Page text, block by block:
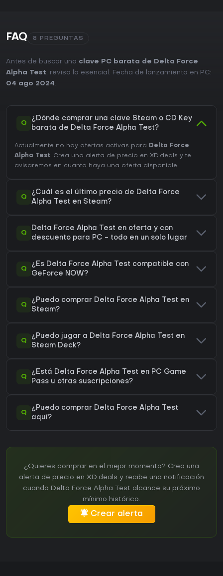
FAQ 8 PREGUNTAS
Antes de buscar una clave PC barata de Delta Force
Alpha Test, revisa lo esencial. Fecha de lanzamiento en PC:
04 ago 2024.
Q
¿Dónde comprar una clave Steam o CD Key
barata de Delta Force Alpha Test?
Actualmente no hay ofertas activas para Delta Force
Alpha Test. Crea una alerta de precio en XD.deals y te
avisaremos en cuanto haya una oferta disponible.
Q
¿Cuál es el último precio de Delta Force
Alpha Test en Steam?
Q
Delta Force Alpha Test en oferta y con
descuento para PC - todo en un solo lugar
Q
¿Es Delta Force Alpha Test compatible con
GeForce NOW?
Q
¿Puedo comprar Delta Force Alpha Test en
Steam?
Q
¿Puedo jugar a Delta Force Alpha Test en
Steam Deck?
Q
¿Está Delta Force Alpha Test en PC Game
Pass u otras suscripciones?
Q
¿Puedo comprar Delta Force Alpha Test
aquí?
¿Quieres comprar en el mejor momento? Crea una
alerta de precio en XD.deals y recibe una notificación
cuando Delta Force Alpha Test alcance su próximo
mínimo histórico.
Crear alerta